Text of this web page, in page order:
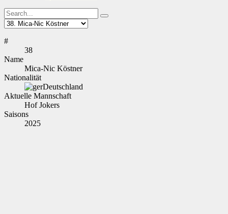
#
38
Name
Mica-Nic Köstner
Nationalität
Deutschland
Aktuelle Mannschaft
Hof Jokers
Saisons
2025